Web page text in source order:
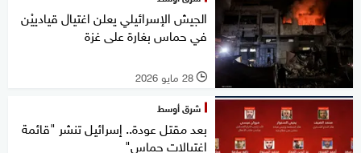
الجيش الإسرائيلي يعلن اغتيال قيادييْن
في حماس بغارة على غزة
l 28 مايو 2026
شرق أوسط
بعد مقتل عودة.. إسرائيل تنشر "قائمة
اغتيالات حماس"